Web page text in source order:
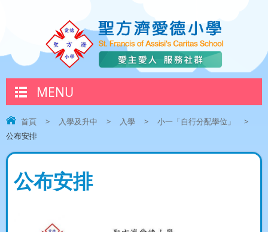
MENU
首頁 > 入學及升中 > 入學 > 小一「自行分配學位」
>
公布安排
公布安排